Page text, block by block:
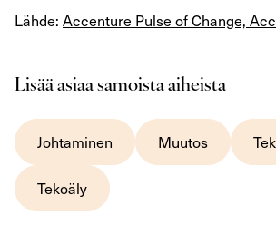
Lähde: Accenture Pulse of Change,
Lisää asiaa samoista aiheista
Johtaminen Muutos
Tekoäly